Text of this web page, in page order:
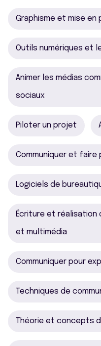
Graphisme et mise en
Outils numériques et
Animer les médias
sociaux
Piloter un projet
Communiquer et faire
Logiciels de
Écriture et réalisation
et multimédia
Communiquer pour
Techniques de
Théorie et concepts